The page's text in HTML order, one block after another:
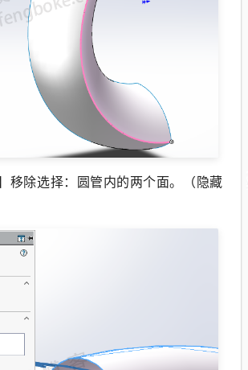
移除选择：圆管内的两个面。（隐藏